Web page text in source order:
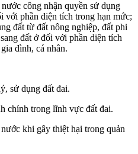
công nhận quyền sử dụng
với phần diện tích trong hạn mức;
đất từ đất nông nghiệp, đất phi
đất ở đối với phần diện tích
đình, cá nhân.
sử dụng đất đai.
chính trong lĩnh vực đất đai.
khi gây thiệt hại trong quản